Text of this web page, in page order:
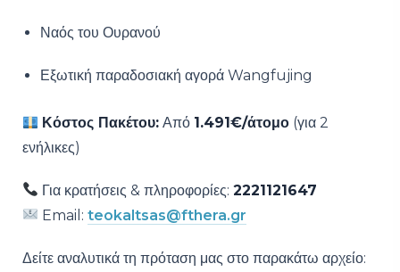
Ναός του Ουρανού
Εξωτική παραδοσιακή αγορά Wangfujing
Κόστος Πακέτου: Από 1.491€/άτομο (για 2
ενήλικες)
Για κρατήσεις & πληροφορίες:2221121647
Email:teokaltsas@fthera.gr
Δείτε αναλυτικά τη πρόταση μας στο παρακάτω αρχείο: